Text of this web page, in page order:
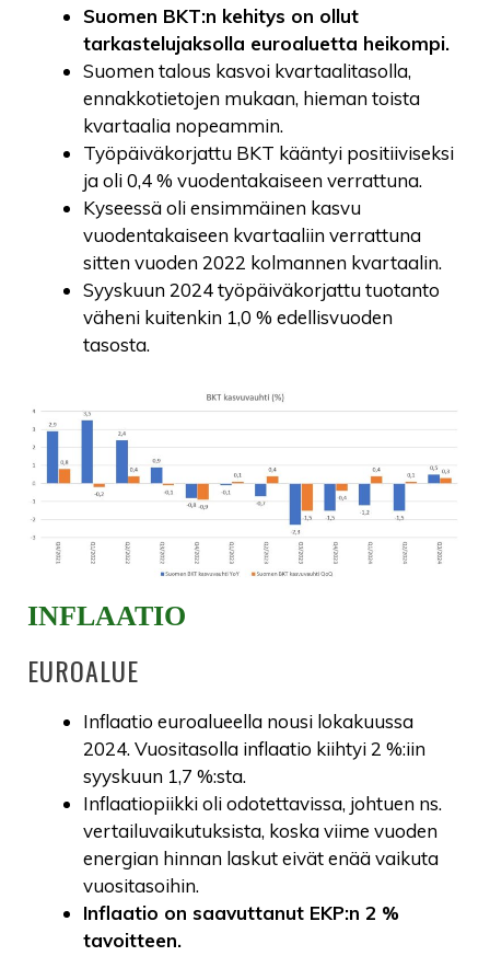
Suomen BKT:n kehitys on ollut
tarkastelujaksolla euroaluetta heikompi.
Suomen talous kasvoi kvartaalitasolla,
ennakkotietojen mukaan, hieman toista
kvartaalia nopeammin.
Työpäiväkorjattu BKT kääntyi positiiviseksi
ja oli 0,4 % vuodentakaiseen verrattuna.
Kyseessä oli ensimmäinen kasvu
vuodentakaiseen kvartaaliin verrattuna
sitten vuoden 2022 kolmannen kvartaalin.
Syyskuun 2024 työpäiväkorjattu tuotanto
väheni kuitenkin 1,0 % edellisvuoden
tasosta.
INFLAATIO
EUROALUE
Inflaatio euroalueella nousi lokakuussa
2024. Vuositasolla inflaatio kiihtyi 2 %:iin
syyskuun 1,7 %:sta.
Inflaatiopiikki oli odotettavissa, johtuen ns.
vertailuvaikutuksista, koska viime vuoden
energian hinnan laskut eivät enää vaikuta
vuositasoihin.
Inflaatio on saavuttanut EKP:n 2 %
tavoitteen.